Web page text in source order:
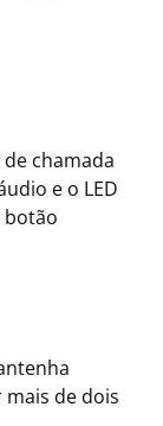
chamada
e o LED
botão
de dois